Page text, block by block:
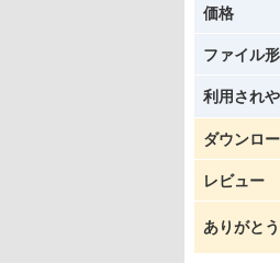
価格
ファイル
利用され
ダウンロ
レビュー
ありがとう